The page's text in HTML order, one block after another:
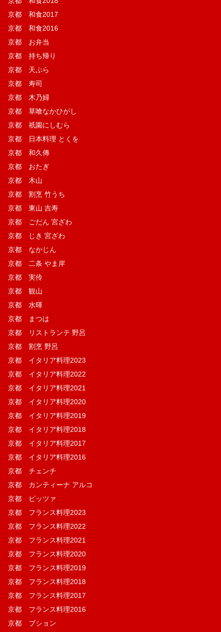
京都 和食2017
京都 和食2016
京都 お弁当
京都 持ち帰り
京都 天ぷら
京都 寿司
京都 木乃婦
京都 草喰なかひがし
京都 祇園にしむら
京都 日本料理 とくを
京都 和久傳
京都 おたぎ
京都 木山
京都 割烹 竹うち
京都 東山 吉寿
京都 ごだん 宮ざわ
京都 じき 宮ざわ
京都 なかじん
京都 二条 やま岸
京都 実伶
京都 観山
京都 水暉
京都 まつは
京都 リストランテ 野呂
京都 割烹 野呂
京都 イタリア料理2023
京都 イタリア料理2022
京都 イタリア料理2021
京都 イタリア料理2020
京都 イタリア料理2019
京都 イタリア料理2018
京都 イタリア料理2017
京都 イタリア料理2016
京都 チェンチ
京都 カンティーナ アルコ
京都 ピッツァ
京都 フランス料理2023
京都 フランス料理2022
京都 フランス料理2021
京都 フランス料理2020
京都 フランス料理2019
京都 フランス料理2018
京都 フランス料理2017
京都 フランス料理2016
京都 ブション